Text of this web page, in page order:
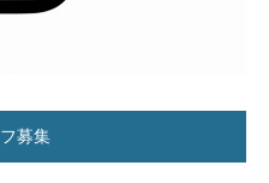
募集